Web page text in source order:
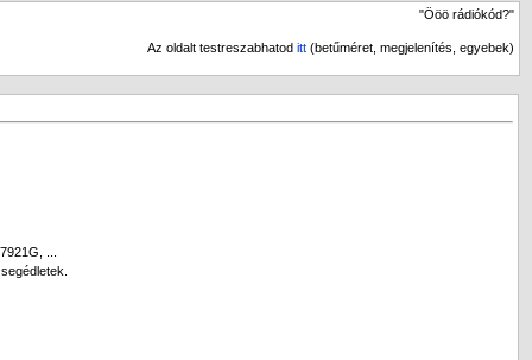
"Ööö rádiókód?"
Az oldalt testreszabhatod itt (betűméret, megjelenítés, egyebek)
...